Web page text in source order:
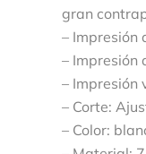
gran
– Impresión
– Impresión
– Impresión
– Corte:
– Color: